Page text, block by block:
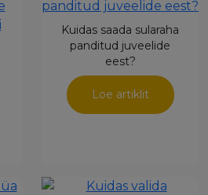
Kuidas saada sularaha
panditud juveelide
eest?
Loe artiklit